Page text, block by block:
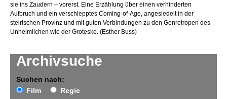
Archivsuche
Suchen nach:
Film
Regie
sie ins Zaudern – vorerst. Eine Erzählung über einen verhinderten
Aufbruch und ein verschlepptes Coming-of-Age, angesiedelt in der
steirischen Provinz und mit guten Verbindungen zu den Genretropen des
Unheimlichen wie der Groteske. (Esther Buss)